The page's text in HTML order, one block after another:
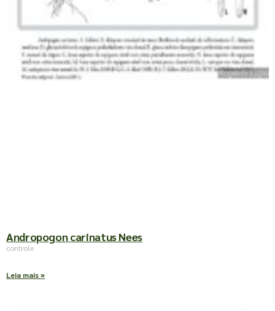
Andropogon carinatus Nees
controle
Leia mais »